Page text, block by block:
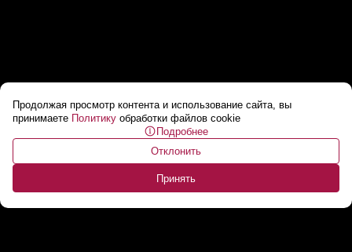
Продолжая просмотр контента и использование сайта, вы
принимаете Политику обработки файлов cookie
Подробнее
Отклонить
Принять
Лукашенко: О, родное! Закупал детям сушки,
когда был депутатом!...